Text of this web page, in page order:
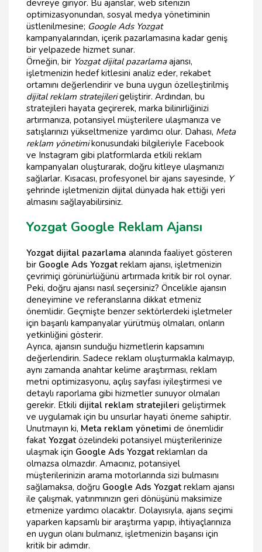
devreye giriyor. Bu ajanslar, web sitenizin
optimizasyonundan, sosyal medya yönetiminin
üstlenilmesine; Google Ads Yozgat
kampanyalarından, içerik pazarlamasına kadar geniş
bir yelpazede hizmet sunar.
Örneğin, bir Yozgat dijital pazarlamaajansı,
işletmenizin hedef kitlesini analiz eder, rekabet
ortamını değerlendirir ve buna uygun özelleştirilmiş
dijital reklam stratejilerigeliştirir. Ardından, bu
stratejileri hayata geçirerek, marka bilinirliğinizi
artırmanıza, potansiyel müşterilere ulaşmanıza ve
satışlarınızı yükseltmenize yardımcı olur. Dahası, Meta
reklam yönetimikonusundaki bilgileriyle Facebook
ve Instagram gibi platformlarda etkili reklam
kampanyaları oluşturarak, doğru kitleye ulaşmanızı
sağlarlar. Kısacası, profesyonel bir ajans sayesinde, Y
şehrinde işletmenizin dijital dünyada hak ettiği yeri
almasını sağlayabilirsiniz.
Yozgat Google Reklam Ajansı
Yozgat dijital pazarlama alanında faaliyet gösteren
bir Google Ads Yozgat reklam ajansı, işletmenizin
çevrimiçi görünürlüğünü artırmada kritik bir rol oynar.
Peki, doğru ajansı nasıl seçersiniz? Öncelikle ajansın
deneyimine ve referanslarına dikkat etmeniz
önemlidir. Geçmişte benzer sektörlerdeki işletmeler
için başarılı kampanyalar yürütmüş olmaları, onların
yetkinliğini gösterir.
Ayrıca, ajansın sunduğu hizmetlerin kapsamını
değerlendirin. Sadece reklam oluşturmakla kalmayıp,
aynı zamanda anahtar kelime araştırması, reklam
metni optimizasyonu, açılış sayfası iyileştirmesi ve
detaylı raporlama gibi hizmetler sunuyor olmaları
gerekir. Etkili dijital reklam stratejileri geliştirmek
ve uygulamak için bu unsurlar hayati öneme sahiptir.
Unutmayın ki, Meta reklam yönetimi de önemlidir
fakat Yozgat özelindeki potansiyel müşterilerinize
ulaşmak için Google Ads Yozgat reklamları da
olmazsa olmazdır. Amacınız, potansiyel
müşterilerinizin arama motorlarında sizi bulmasını
sağlamaksa, doğru Google Ads Yozgat reklam ajansı
ile çalışmak, yatırımınızın geri dönüşünü maksimize
etmenize yardımcı olacaktır. Dolayısıyla, ajans seçimi
yaparken kapsamlı bir araştırma yapıp, ihtiyaçlarınıza
en uygun olanı bulmanız, işletmenizin başarısı için
kritik bir adımdır.